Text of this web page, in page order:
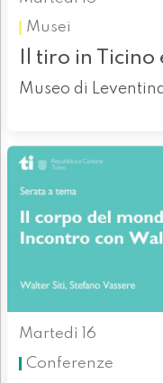
Musei
Il tiro in
Museo di
Martedì 16
Conferenze